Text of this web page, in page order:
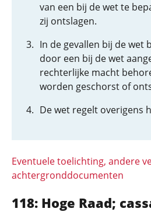
van een bij de wet te
zij ontslagen.
In de gevallen bij de wet
door een bij de wet
rechterlijke macht
worden geschorst of
De wet regelt overigens
Eventuele toelichting, andere
achtergronddocumenten
118: Hoge Raad;